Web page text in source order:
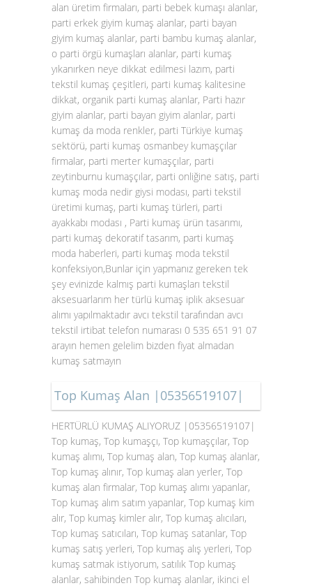
alan üretim firmaları, parti bebek kumaşı alanlar,
parti erkek giyim kumaş alanlar, parti bayan
giyim kumaş alanlar, parti bambu kumaş alanlar,
o parti örgü kumaşları alanlar, parti kumaş
yıkanırken neye dikkat edilmesi lazım, parti
tekstil kumaş çeşitleri, parti kumaş kalitesine
dikkat, organik parti kumaş alanlar, Parti hazır
giyim alanlar, parti bayan giyim alanlar, parti
kumaş da moda renkler, parti Türkiye kumaş
sektörü, parti kumaş osmanbey kumaşçılar
firmalar, parti merter kumaşçılar, parti
zeytinburnu kumaşçılar, parti onliğine satış, parti
kumaş moda nedir giysi modası, parti tekstil
üretimi kumaş, parti kumaş türleri, parti
ayakkabı modası , Parti kumaş ürün tasarımı,
parti kumaş dekoratif tasarım, parti kumaş
moda haberleri, parti kumaş moda tekstil
konfeksiyon,Bunlar için yapmanız gereken tek
şey evinizde kalmış parti kumaşları tekstil
aksesuarlarım her türlü kumaş iplik aksesuar
alımı yapılmaktadır avcı tekstil tarafından avcı
tekstil irtibat telefon numarası 0 535 651 91 07
arayın hemen gelelim bizden fiyat almadan
kumaş satmayın
Top Kumaş Alan |05356519107|
HERTÜRLÜ KUMAŞ ALIYORUZ |05356519107|
Top kumaş, Top kumaşçı, Top kumaşçılar, Top
kumaş alımı, Top kumaş alan, Top kumaş alanlar,
Top kumaş alınır, Top kumaş alan yerler, Top
kumaş alan firmalar, Top kumaş alımı yapanlar,
Top kumaş alım satım yapanlar, Top kumaş kim
alır, Top kumaş kimler alır, Top kumaş alıcıları,
Top kumaş satıcıları, Top kumaş satanlar, Top
kumaş satış yerleri, Top kumaş alış yerleri, Top
kumaş satmak istiyorum, satılık Top kumaş
alanlar, sahibinden Top kumaş alanlar, ikinci el